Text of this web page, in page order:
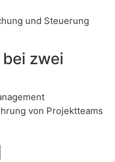
und Steuerung
zwei
von Projektteams